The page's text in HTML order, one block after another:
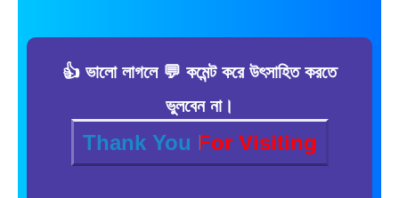
👍 ভালো লাগলে 💬 কমেন্ট করে উৎসাহিত করতে
ভুলবেন না।
Thank You For Visiting